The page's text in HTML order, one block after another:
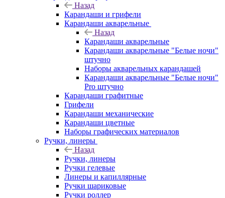
Назад
Карандаши и грифели
Карандаши акварельные
Назад
Карандаши акварельные
Карандаши акварельные "Белые ночи"
штучно
Наборы акварельных карандашей
Карандаши акварельные "Белые ночи"
Pro штучно
Карандаши графитные
Грифели
Карандаши механические
Карандаши цветные
Наборы графических материалов
Ручки, линеры
Назад
Ручки, линеры
Ручки гелевые
Линеры и капиллярные
Ручки шариковые
Ручки роллер